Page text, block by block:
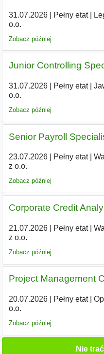
31.07.2026| Pełny etat|
o.o.
Zobacz później
Junior Controlling
31.07.2026| Pełny etat|
o.o.
Zobacz później
Senior Payroll
23.07.2026| Pełny etat|
z o.o.
Zobacz później
Corporate Credit
21.07.2026| Pełny etat|
z o.o.
Zobacz później
Project Management
20.07.2026| Pełny etat|
o.o.
Zobacz później
Nie